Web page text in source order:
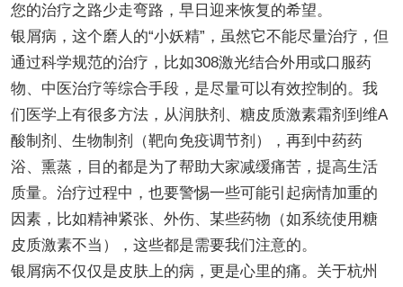
您的治疗之路少走弯路，早日迎来恢复的希望。
银屑病，这个磨人的“小妖精”，虽然它不能尽量治疗，但
通过科学规范的治疗，比如308激光结合外用或口服药
物、中医治疗等综合手段，是尽量可以有效控制的。我
们医学上有很多方法，从润肤剂、糖皮质激素霜剂到维A
酸制剂、生物制剂（靶向免疫调节剂），再到中药药
浴、熏蒸，目的都是为了帮助大家减缓痛苦，提高生活
质量。治疗过程中，也要警惕一些可能引起病情加重的
因素，比如精神紧张、外伤、某些药物（如系统使用糖
皮质激素不当），这些都是需要我们注意的。
银屑病不仅仅是皮肤上的病，更是心里的痛。关于杭州